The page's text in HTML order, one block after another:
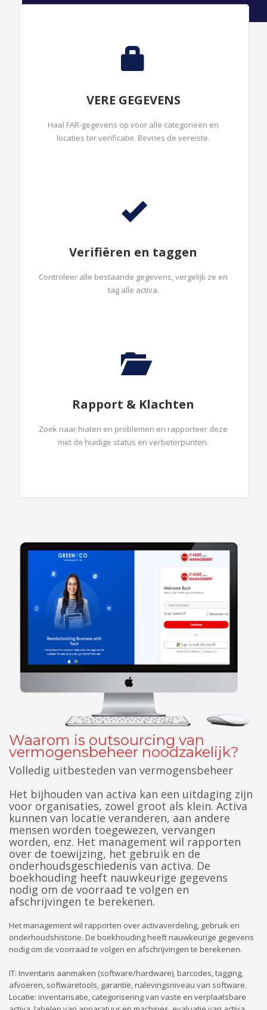
VERE GEGEVENS
Haal FAR-gegevens op voor alle categorieën en
locaties ter verificatie. Bevries de vereiste.
Verifiëren en taggen
Controleer alle bestaande gegevens, vergelijk ze en
tag alle activa.
Rapport & Klachten
Zoek naar hiaten en problemen en rapporteer deze
met de huidige status en verbeterpunten.
Waarom is outsourcing van
vermogensbeheer noodzakelijk?
Volledig uitbesteden van vermogensbeheer
Het bijhouden van activa kan een uitdaging zijn
voor organisaties, zowel groot als klein. Activa
kunnen van locatie veranderen, aan andere
mensen worden toegewezen, vervangen
worden, enz. Het management wil rapporten
over de toewijzing, het gebruik en de
onderhoudsgeschiedenis van activa. De
boekhouding heeft nauwkeurige gegevens
nodig om de voorraad te volgen en
afschrijvingen te berekenen.
Het management wil rapporten over activaverdeling, gebruik en
onderhoudshistorie. De boekhouding heeft nauwkeurige gegevens
nodig om de voorraad te volgen en afschrijvingen te berekenen.
IT: Inventaris aanmaken (software/hardware), barcodes, tagging,
afvoeren, softwaretools, garantie, nalevingsniveau van software.
Locatie: inventarisatie, categorisering van vaste en verplaatsbare